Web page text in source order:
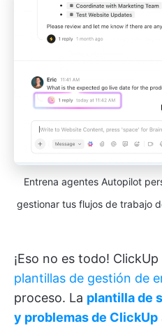
Entrena agentes Autopilot
gestionar tus flujos de trabajo
¡Eso no es todo!
plantillas de gestión de
proceso. La plantilla de
y problemas de ClickUp